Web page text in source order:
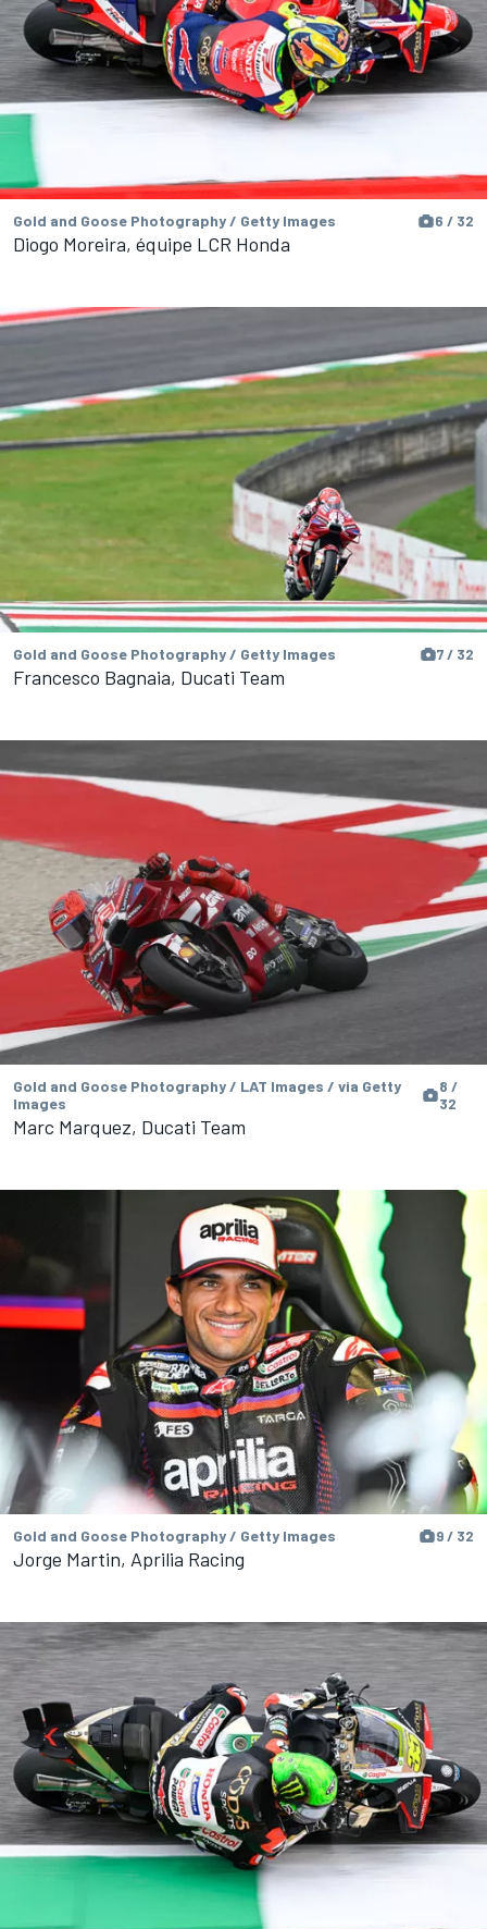
Gold and Goose Photography / Getty Images 6 / 32
Diogo Moreira, équipe LCR Honda
Gold and Goose Photography / Getty Images 7 / 32
Francesco Bagnaia, Ducati Team
Gold and Goose Photography / LAT Images / via Getty
Images
8 /
32
Marc Marquez, Ducati Team
Gold and Goose Photography / Getty Images 9 / 32
Jorge Martin, Aprilia Racing